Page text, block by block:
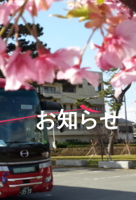
お知らせ